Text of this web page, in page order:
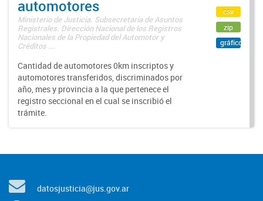
automotores
Ministerio de Justicia. Subsecretaría de Asuntos
Registrales. Dirección Nacional de los Registros
Nacionales de la Propiedad del Automotor y
Créditos ...
Cantidad de automotores 0km inscriptos y
automotores transferidos, discriminados por
año, mes y provincia a la que pertenece el
registro seccional en el cual se inscribió el
trámite.
csv
zip
gráfico
datosjusticia@jus.gov.ar